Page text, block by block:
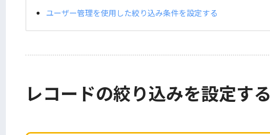
ユーザー管理を使用した絞り込み条件を設定する
レコードの絞り込みを設定する